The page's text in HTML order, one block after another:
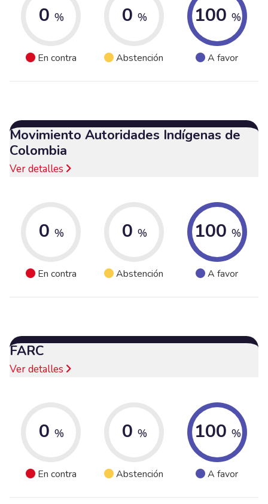
0 %
En contra
0 %
Abstención
100 %
A favor
Movimiento Autoridades Indígenas de
Colombia
Ver detalles
0 %
En contra
0 %
Abstención
100 %
A favor
FARC
Ver detalles
0 %
En contra
0 %
Abstención
100 %
A favor